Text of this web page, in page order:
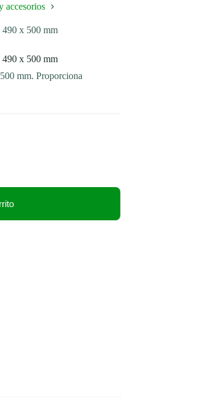
accesorios
490 x 500 mm
490 x 500 mm
mm. Proporciona